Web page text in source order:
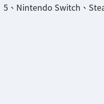
5、Nintendo Switch、